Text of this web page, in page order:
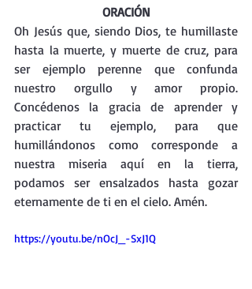
ORACIÓN
Oh Jesús que, siendo Dios, te humillaste
hasta la muerte, y muerte de cruz, para
ser ejemplo perenne que confunda
nuestro orgullo y amor propio.
Concédenos la gracia de aprender y
practicar tu ejemplo, para que
humillándonos como corresponde a
nuestra miseria aquí en la tierra,
podamos ser ensalzados hasta gozar
https://youtu.be/nOcJ_-SxJ1Q